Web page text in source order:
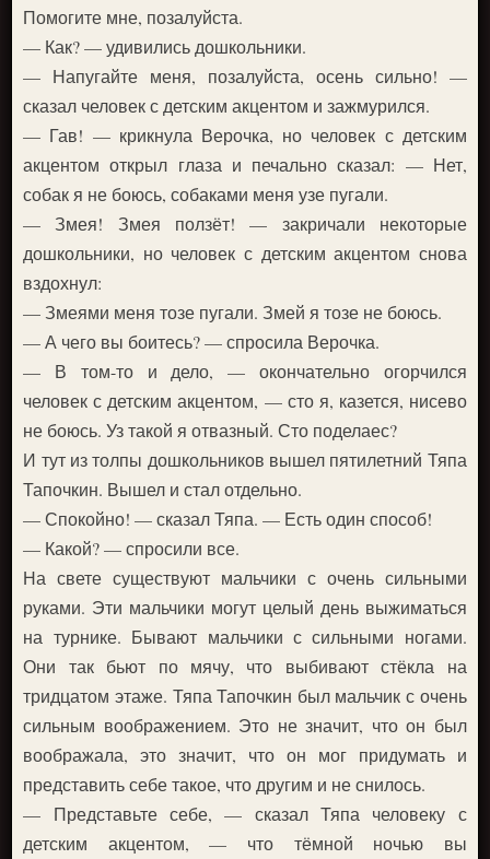
Помогите мне, позалуйста.
— Как? — удивились дошкольники.
— Напугайте меня, позалуйста, осень сильно! —
сказал человек с детским акцентом и зажмурился.
— Гав! — крикнула Верочка, но человек с детским
акцентом открыл глаза и печально сказал: — Нет,
собак я не боюсь, собаками меня узе пугали.
— Змея! Змея ползёт! — закричали некоторые
дошкольники, но человек с детским акцентом снова
вздохнул:
— Змеями меня тозе пугали. Змей я тозе не боюсь.
— А чего вы боитесь? — спросила Верочка.
— В том-то и дело, — окончательно огорчился
человек с детским акцентом, — сто я, казется, нисево
не боюсь. Уз такой я отвазный. Сто поделаес?
И тут из толпы дошкольников вышел пятилетний Тяпа
Тапочкин. Вышел и стал отдельно.
— Спокойно! — сказал Тяпа. — Есть один способ!
— Какой? — спросили все.
На свете существуют мальчики с очень сильными
руками. Эти мальчики могут целый день выжиматься
на турнике. Бывают мальчики с сильными ногами.
Они так бьют по мячу, что выбивают стёкла на
тридцатом этаже. Тяпа Тапочкин был мальчик с очень
сильным воображением. Это не значит, что он был
воображала, это значит, что он мог придумать и
представить себе такое, что другим и не снилось.
— Представьте себе, — сказал Тяпа человеку с
детским акцентом, — что тёмной ночью вы